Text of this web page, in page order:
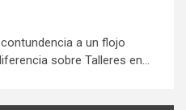
a un flojo
sobre Talleres en...